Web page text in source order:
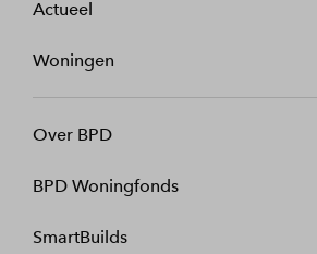
Actueel
Woningen
Over BPD
BPD Woningfonds
SmartBuilds